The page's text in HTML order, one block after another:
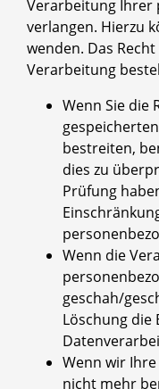
Verarbeitung Ihrer
verlangen. Hierzu
wenden. Das
Verarbeitung
Wenn Sie die
bestreiten,
dies zu
Prüfung
Wenn die
geschah/
Löschung die
Wenn wir
nicht mehr